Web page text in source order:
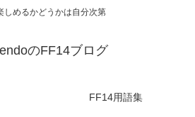
しめるかどうかは自分次第
のFF14ブログ
FF14用語集